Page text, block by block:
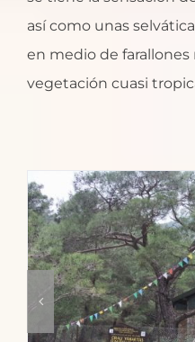
así como unas
en medio de farallones
vegetación cuasi